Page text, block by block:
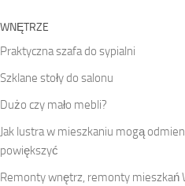
WNĘTRZE
Praktyczna szafa do sypialni
Szklane stoły do salonu
Dużo czy mało mebli?
Jak lustra w mieszkaniu mogą
powiększyć
Remonty wnętrz, remonty mieszkań